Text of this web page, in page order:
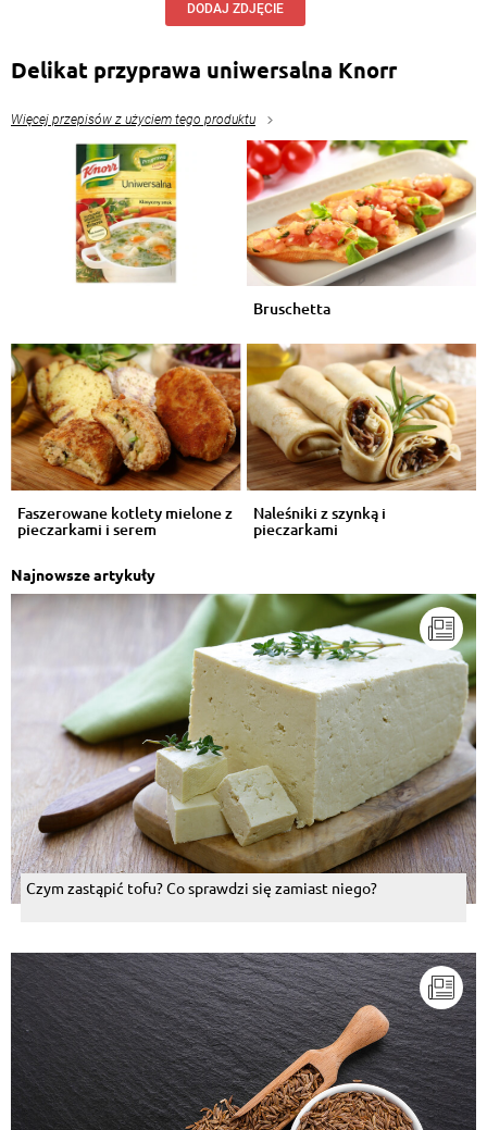
DODAJ ZDJĘCIE
Delikat przyprawa uniwersalna Knorr
Więcej przepisów z użyciem tego produktu
Bruschetta
Faszerowane kotlety mielone z
pieczarkami i serem
Naleśniki z szynką i
pieczarkami
Najnowsze artykuły
Czym zastąpić tofu? Co sprawdzi się zamiast niego?